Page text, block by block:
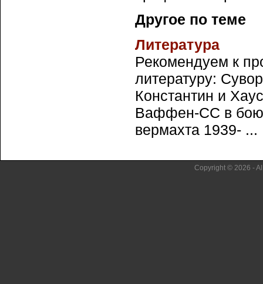
Другое по теме
Литература
Рекомендуем к
литературу:
Константин и
Ваффен-СС в бою.
вермахта 1939- ...
Copyright © 2026 -